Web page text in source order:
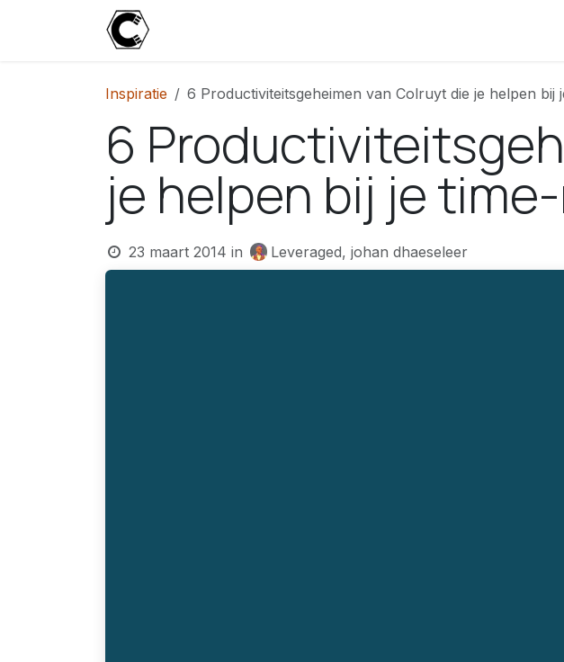
Overslaan naar inhoud
Inspiratie 6 Productiviteitsgeheimen van Colruyt die je helpen bij
6
je helpen bij je
23 maart 2014 in Leveraged, johan dhaeseleer